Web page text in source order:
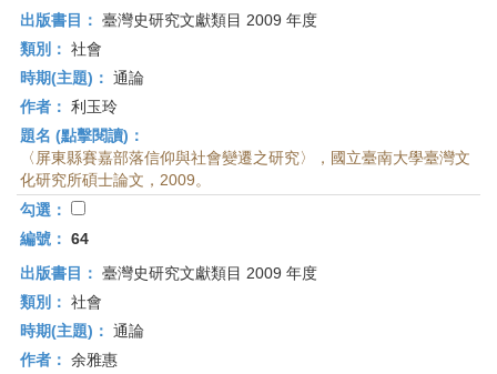
出版書目： 臺灣史研究文獻類目 2009 年度
類別： 社會
時期(主題)： 通論
作者： 利玉玲
題名 (點擊閱讀)：
〈屏東縣賽嘉部落信仰與社會變遷之研究〉，國立臺南大學臺灣文
化研究所碩士論文，2009。
勾選：
編號： 64
出版書目： 臺灣史研究文獻類目 2009 年度
類別： 社會
時期(主題)： 通論
作者： 余雅惠